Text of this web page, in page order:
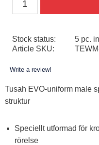
Stock status
5 pc.
Article SKU
Write a review!
Tusah EVO-uniform male
struktur
Speciellt utformad för
rörelse